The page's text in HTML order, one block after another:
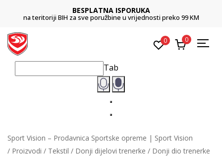
BESPLATNA ISPORUKA
na teritoriji BIH za sve poružbine u vrijednosti preko 99 KM
0 0
Tab
Sport Vision – Prodavnica Sportske opreme | Sport Vision
Proizvodi
Tekstil Donji dijelovi trenerke
Donji dio trenerke